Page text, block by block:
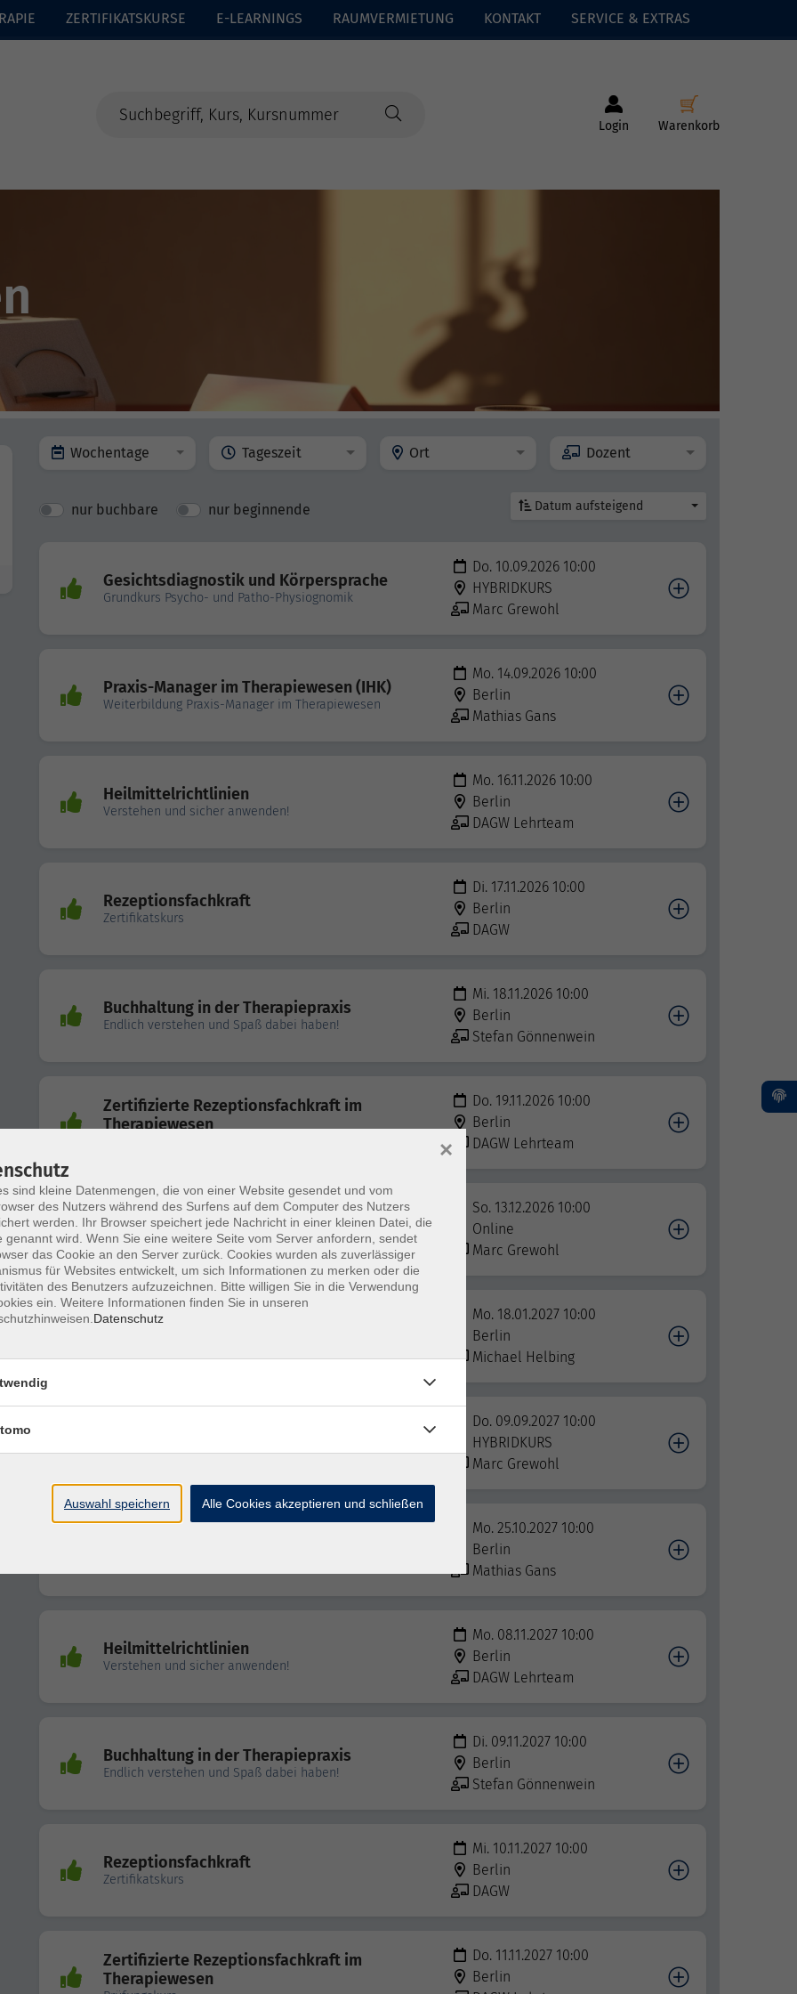
ZERTIFIKATSKURSE E-LEARNINGS RAUMVERMIETUNG KONTAKT SERVICE & EXTRAS
Login Warenkorb
Wochentage Tageszeit Ort Dozent
nur buchbare nur beginnende Datum aufsteigend
Gesichtsdiagnostik und Körpersprache
Grundkurs Psycho- und Patho-Physiognomik
Do. 10.09.2026 10:00
HYBRIDKURS
Marc Grewohl
Praxis-Manager im Therapiewesen (IHK)
Weiterbildung Praxis-Manager im Therapiewesen
Mo. 14.09.2026 10:00
Berlin
Mathias Gans
Heilmittelrichtlinien
Verstehen und sicher anwenden!
Mo. 16.11.2026 10:00
Berlin
DAGW Lehrteam
Rezeptionsfachkraft
Zertifikatskurs
Di. 17.11.2026 10:00
Berlin
DAGW
Buchhaltung in der Therapiepraxis
Endlich verstehen und Spaß dabei haben!
Mi. 18.11.2026 10:00
Berlin
Stefan Gönnenwein
Zertifizierte Rezeptionsfachkraft im
Therapiewesen
Do. 19.11.2026 10:00
Berlin
DAGW Lehrteam
Gesichtsdiagnostik und Körpersprache -
Aufbaukurs
So. 13.12.2026 10:00
Online
Marc Grewohl
ME/CFS (chronisches Fatigue Syndrom) in der
Mo. 18.01.2027 10:00
Berlin
Michael Helbing
Grundkurs Psycho- und Patho-Physiognomik
Do. 09.09.2027 10:00
HYBRIDKURS
Marc Grewohl
Mo. 25.10.2027 10:00
Berlin
Mathias Gans
Heilmittelrichtlinien
Verstehen und sicher anwenden!
Mo. 08.11.2027 10:00
Berlin
DAGW Lehrteam
Buchhaltung in der Therapiepraxis
Endlich verstehen und Spaß dabei haben!
Di. 09.11.2027 10:00
Berlin
Stefan Gönnenwein
Rezeptionsfachkraft
Zertifikatskurs
Mi. 10.11.2027 10:00
Berlin
DAGW
Zertifizierte Rezeptionsfachkraft im
Therapiewesen
Do. 11.11.2027 10:00
Berlin
sind kleine Datenmengen, die von einer Website gesendet und vom
des Nutzers während des Surfens auf dem Computer des Nutzers
werden. Ihr Browser speichert jede Nachricht in einer kleinen Datei, die
genannt wird. Wenn Sie eine weitere Seite vom Server anfordern, sendet
das Cookie an den Server zurück. Cookies wurden als zuverlässiger
für Websites entwickelt, um sich Informationen zu merken oder die
des Benutzers aufzuzeichnen. Bitte willigen Sie in die Verwendung
ein. Weitere Informationen finden Sie in unseren
Datenschutz
×
Auswahl speichern Alle Cookies akzeptieren und schließen